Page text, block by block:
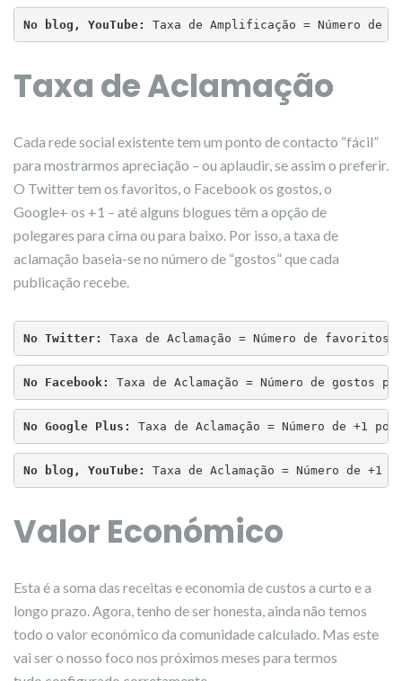
No blog, YouTube: Taxa de Amplificação = Número
Taxa de Aclamação
Cada rede social existente tem um ponto de contacto “fácil”
para mostrarmos apreciação – ou aplaudir, se assim o preferir.
O Twitter tem os favoritos, o Facebook os gostos, o
Google+ os +1 – até alguns blogues têm a opção de
polegares para cima ou para baixo. Por isso, a taxa de
aclamação baseia-se no número de “gostos” que cada
publicação recebe.
No Twitter: Taxa de Aclamação = Número de favoritos
No Facebook: Taxa de Aclamação = Número de gostos
No Google Plus: Taxa de Aclamação = Número de +1
No blog, YouTube: Taxa de Aclamação = Número de
Valor Económico
Esta é a soma das receitas e economia de custos a curto e a
longo prazo. Agora, tenho de ser honesta, ainda não temos
todo o valor económico da comunidade calculado. Mas este
vai ser o nosso foco nos próximos meses para termos